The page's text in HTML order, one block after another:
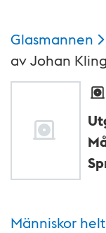
Glasmannen
avJohan Kling
Människor